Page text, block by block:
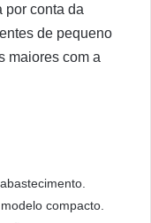
por conta da
de pequeno
maiores com a
compacto.